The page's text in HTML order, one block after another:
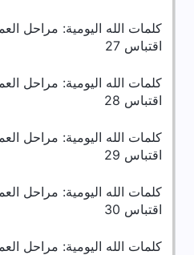
كلمات الله اليومية: مراحل
اقتباس 27
كلمات الله اليومية: مراحل
اقتباس 28
كلمات الله اليومية: مراحل
اقتباس 29
كلمات الله اليومية: مراحل
اقتباس 30
كلمات الله اليومية: مراحل